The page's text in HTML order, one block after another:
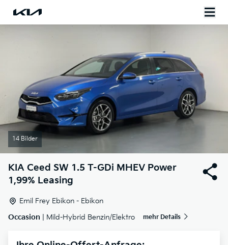
14 Bilder
KIA Ceed SW 1.5 T-GDi MHEV Power
1,99% Leasing
Emil Frey Ebikon - Ebikon
Occasion | Mild-Hybrid Benzin/Elektro mehr Details